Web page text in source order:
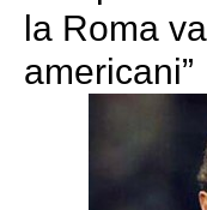
la Roma
americani”